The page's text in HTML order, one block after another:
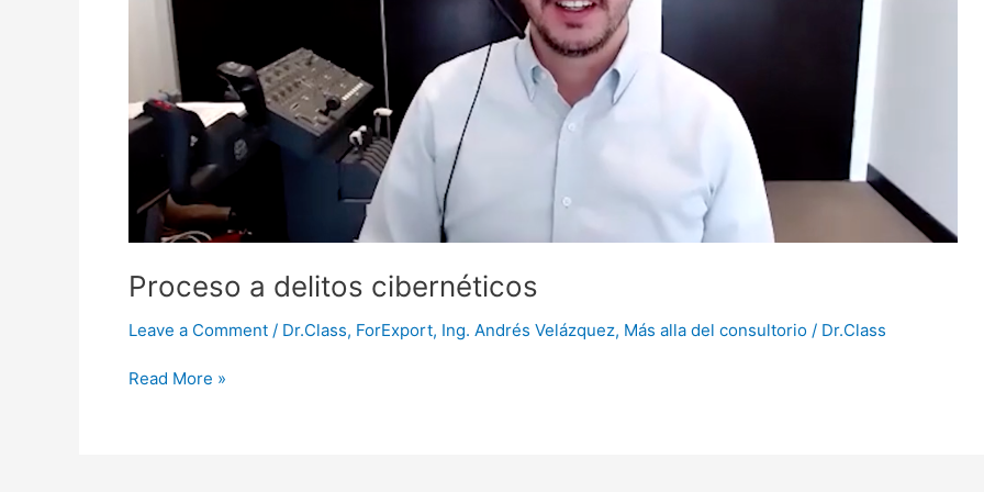
Proceso a delitos cibernéticos
Leave a Comment / Dr.Class, ForExport, Ing. Andrés Velázquez, Más alla del consultorio / Dr.Class
Read More »